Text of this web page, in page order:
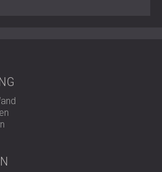
Decken, abgehängte
Medienräume
und Hotels
Tagungsräume